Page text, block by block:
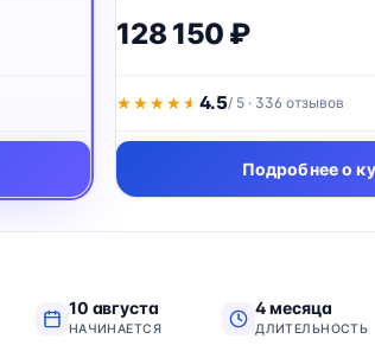
128 150 ₽
★★★★★
★★★★★4.5/ 5 · 336 отзывов
Подробнее о
10 августа
НАЧИНАЕТСЯ
4 месяца
ДЛИТЕЛЬНОСТЬ